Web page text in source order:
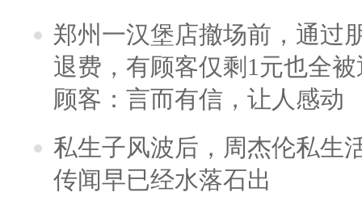
郑州一汉堡店撤场前，通过
退费，有顾客仅剩1元也全
顾客：言而有信，让人感动
私生子风波后，周杰伦私生
传闻早已经水落石出